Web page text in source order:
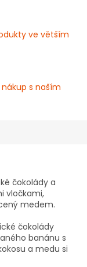
ve větším
nákup s naším
čokolády a
vločkami,
medem.
čokolády
banánu s
a medu si